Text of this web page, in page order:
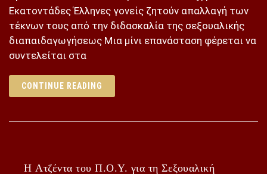
Εκατοντάδες Έλληνες γονείς ζητούν απαλλαγή των
τέκνων τους από την διδασκαλία της σεξουαλικής
διαπαιδαγωγήσεως Μια μίνι επανάσταση φέρεται να
συντελείται στα
CONTINUE READING
Η Ατζέντα του Π.Ο.Υ. για τη Σεξουαλική